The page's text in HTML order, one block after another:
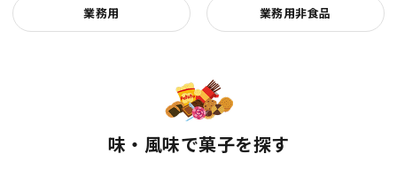
業務用 業務用非食品
味・風味で菓子を探す